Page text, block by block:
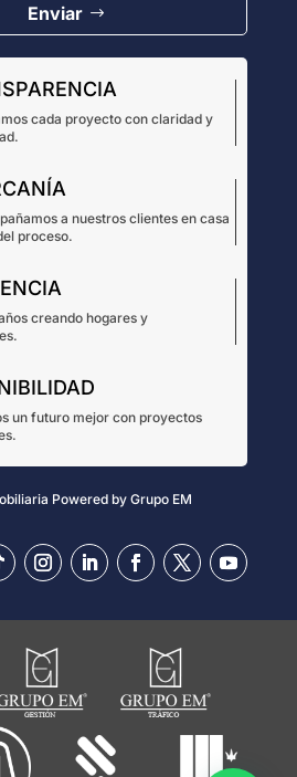
Enviar
cada proyecto con claridad y
a nuestros clientes en casa
proceso.
creando hogares y
un futuro mejor con proyectos
Powered by Grupo EM